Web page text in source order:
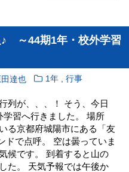
～44期1年・校外学習
達也 1年 ,行事
列が、、、！ そう、今日
学習へ行きました。 場所
る京都府城陽市にある「友
ドで点呼。 空は曇っていま
候です。 到着すると山の
た。 天気予報では午後か